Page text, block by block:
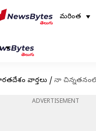
మరింత
వార్తలు / నా చిన్నతనంలో మా నాన్న లైంగికంగా
ADVERTISEMENT